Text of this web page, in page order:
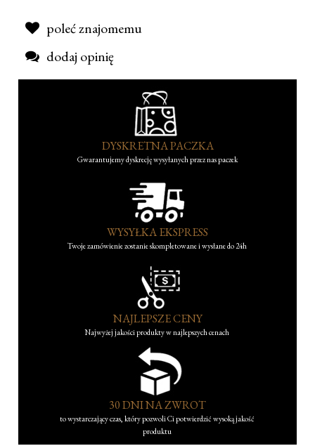
poleć znajomemu
dodaj opinię
DYSKRETNA PACZKA
Gwarantujemy dyskrecję wysyłanych przez nas paczek
WYSYŁKA EKSPRESS
Twoje zamówienie zostanie skompletowane i wysłane do 24h
NAJLEPSZE CENY
Najwyżej jakości produkty w najlepszych cenach
30 DNI NA ZWROT
to wystarczający czas, który pozwoli Ci potwierdzić wysoką jakość
produktu